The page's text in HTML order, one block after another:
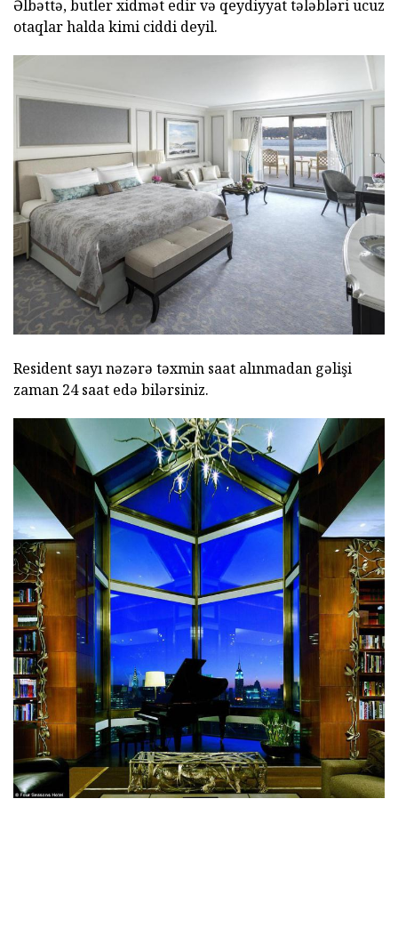
Əlbəttə, butler xidmət edir və qeydiyyat tələbləri ucuz
otaqlar halda kimi ciddi deyil.
Resident sayı nəzərə təxmin saat alınmadan gəlişi
zaman 24 saat edə bilərsiniz.